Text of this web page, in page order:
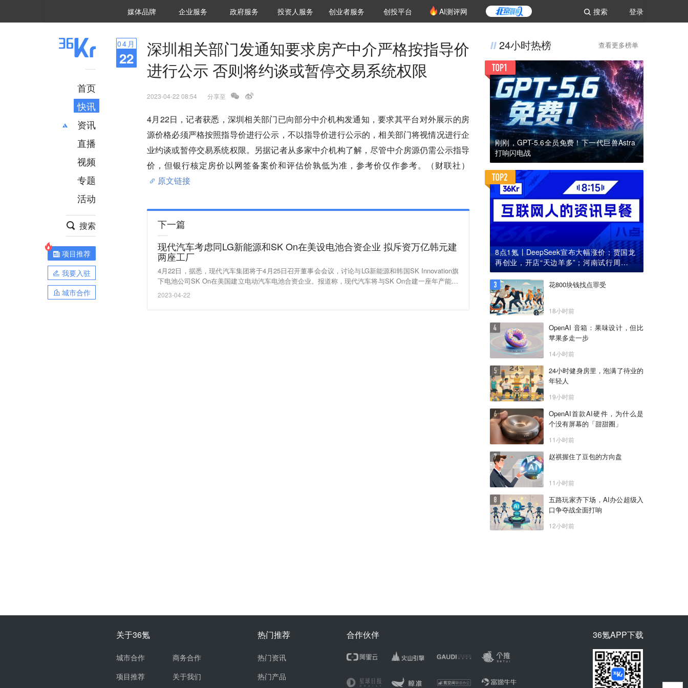
登录
搜索
媒体品牌 36Kr研究院
企业服务 城市之窗
政府服务 VClub投资机构库
投资机构职位推介
投资人服务 创投氪堂
创业者服务 创投平台 AI测评网
首页
快讯
资讯
推荐
财经
项目推荐
安徽
直播
视频
专题
活动
搜索
项目推荐
我要入驻
城市合作
04 月
22
深圳相关部门发通知要求房产中介严格按指导价
进行公示 否则将约谈或暂停交易系统权限
2023-04-22 08:54 分享至
4月22日，记者获悉，深圳相关部门已向部分中介机构发通知，要求其平台对外展示的房
源价格必须严格按照指导价进行公示，不以指导价进行公示的，相关部门将视情况进行企
业约谈或暂停交易系统权限。另据记者从多家中介机构了解，尽管中介房源仍需公示指导
价，但银行核定房价以网签备案价和评估价孰低为准，参考价仅作参考。（财联社）
原文链接
下一篇
现代汽车考虑同LG新能源和SK On在美设电池合资企业 拟斥资万亿韩元建
两座工厂
4月22日，据悉，现代汽车集团将于4月25日召开董事会会议，讨论与LG新能源和韩国SK Innovation旗
下电池公司SK On在美国建立电动汽车电池合资企业。报道称，现代汽车将与SK On合建一座年产能20
至25吉瓦时的电池厂，计划同LG新能源共同建厂的年产能则为35至40吉瓦时。（东亚日报）
2023-04-22
24小时热榜 查看更多榜单
刚刚，GPT-5.6全员免费！下一代巨兽Astra
打响闪电战
8点1氪丨DeepSeek宣布大幅涨价；贾国龙
再创业，开店“天边羊多”；河南试行周五下
午弹性离岗
花800块钱找点罪受
18小时前
OpenAI 音箱：果味设计，但比
苹果多走一步
14小时前
24小时健身房里，泡满了待业的
年轻人
19小时前
OpenAI首款AI硬件，为什么是
个没有屏幕的「甜甜圈」
11小时前
赵祺握住了豆包的方向盘
11小时前
五路玩家齐下场，AI办公超级入
口争夺战全面打响
12小时前
关于36氪
城市合作
项目推荐
商务合作
关于我们
热门推荐
热门资讯
热门产品
合作伙伴 36氪APP下载